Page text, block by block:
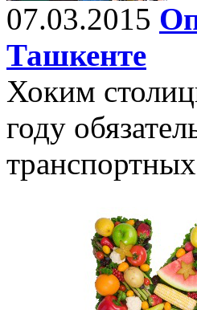
07.03.2015
Ташкенте
Хоким
году